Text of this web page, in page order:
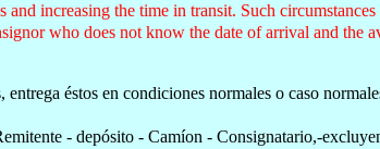
increasing the time in transit. Such
who does not know the date of arrival and the
éstos en condiciones normales o caso
- depósito - Camíon - Consignatario,-